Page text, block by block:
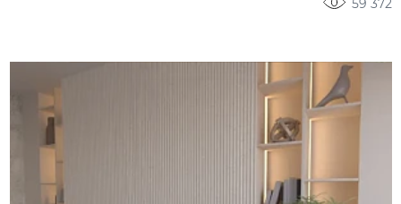
59 372